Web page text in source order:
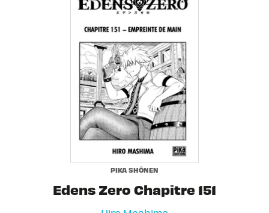
PIKA SHÔNEN
Edens Zero Chapitre 151